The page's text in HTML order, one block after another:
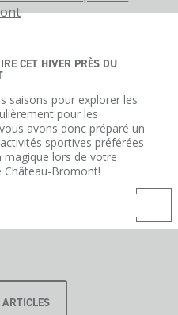
CET HIVER PRÈS DU
saisons pour explorer les
pour les
avons donc préparé un
sportives préférées
lors de votre
Bromont!